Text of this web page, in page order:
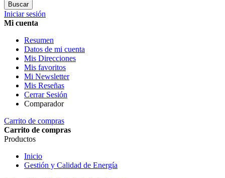
Buscar
Iniciar sesión
Mi cuenta
Resumen
Datos de mi cuenta
Mis Direcciones
Mis favoritos
Mi Newsletter
Mis Reseñas
Cerrar Sesión
Comparador
Carrito de compras
Carrito de compras
Productos
Inicio
Gestión y Calidad de Energía